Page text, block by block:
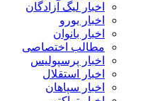
اخبار لیگ آزادگان
اخبار یورو
اخبار بانوان
مطالب اختصاصی
اخبار پرسپولیس
اخبار استقلال
اخبار سپاهان